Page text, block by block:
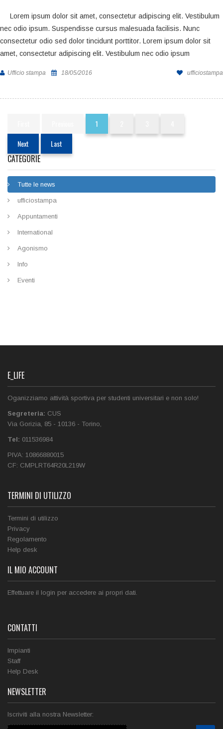
Lorem ipsum dolor sit amet, consectetur adipiscing elit. Vestibulum
nec odio ipsum. Suspendisse cursus malesuada facilisis. Nunc
consectetur odio sed dolor tincidunt porttitor. Lorem ipsum dolor sit
amet, consectetur adipiscing elit. Vestibulum nec odio ipsum
Ufficio stampa 18/05/2016 ufficiostampa
1
CATEGORIE
Tutte le news
ufficiostampa
Appuntamenti
International
Agonismo
Info
Eventi
E_LIFE
Oganizziamo attività sportiva per studenti universitari e non solo!
Segreteria: CUS
Via Gorizia, 85 - 10136 - Torino,
Tel: 011536984‎
PIVA: 10866880015
CF: CMPLRT64R20L219W
TERMINI DI UTILIZZO
Termini di utilizzo
Privacy
Regolamento
Help desk
IL MIO ACCOUNT
Effettuare il login per accedere ai propri dati.
CONTATTI
Impianti
Staff
Help Desk
NEWSLETTER
Iscriviti alla nostra Newsletter: